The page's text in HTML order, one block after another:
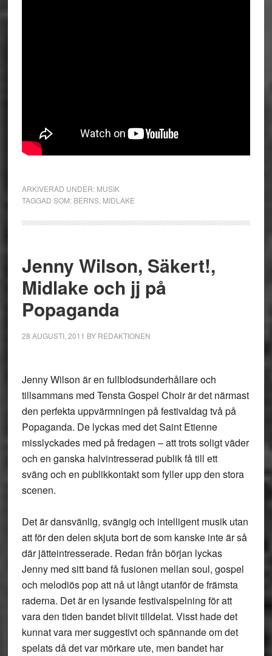
ARKIVERAD UNDER: MUSIK
TAGGAD SOM: BERNS, MIDLAKE
Jenny Wilson, Säkert!,
Midlake och jj på
Popaganda
28 AUGUSTI, 2011 BY REDAKTIONEN
Jenny Wilson är en fullblodsunderhållare och
tillsammans med Tensta Gospel Choirär det närmast
den perfekta uppvärmningen på festivaldag två på
Popaganda. De lyckas med detSaint Etienne
misslyckades med på fredagen – att trots soligt väder
och en ganska halvintresserad publik få till ett
sväng och en publikkontakt som fyller upp den stora
scenen.
Det är dansvänlig, svängig och intelligent musik utan
att för den delen skjuta bort de som kanske inte är så
där jätteintresserade. Redan från början lyckas
Jenny med sitt band få fusionen mellan soul, gospel
och melodiös pop att nå ut långt utanför de främsta
raderna. Det är en lysande festivalspelning för att
vara den tiden bandet blivit tilldelat. Visst hade det
kunnat vara mer suggestivt och spännande om det
spelats då det var mörkare ute, men bandet har